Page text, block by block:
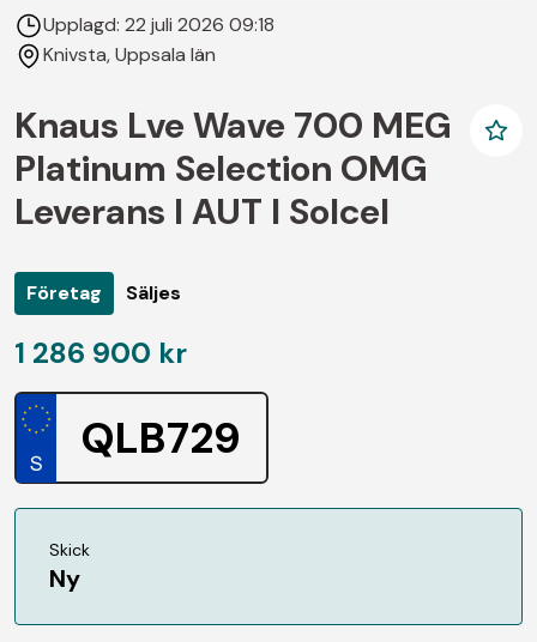
Upplagd: 22 juli 2026 09:18
Knivsta, Uppsala län
Knaus Lve Wave 700 MEG
Platinum Selection OMG
Leverans I AUT I Solcel
Företag Säljes
1 286 900 kr
QLB729
Skick
Ny